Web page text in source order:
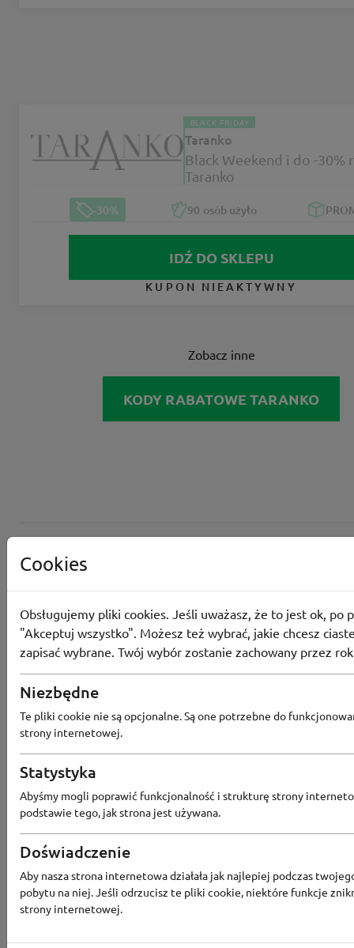
BLACK FRIDAY
Taranko
Black Weekend i do -30%
Taranko
-30% 90 osób użyło
IDŹ DO SKLEPU
KUPON NIEAKTYWNY
Zobacz inne
KODY RABATOWE TARANKO
Converse
Odbierz 200 Converse Coins za
Programu Lojalnościowego
Converse
Cookies
Obsługujemy pliki cookies. Jeśli uważasz, że to jest ok, po
"Akceptuj wszystko". Możesz też wybrać, jakie chcesz
zapisać wybrane. Twój wybór zostanie zachowany przez
Niezbędne
Te pliki cookie nie są opcjonalne. Są one potrzebne do
strony internetowej.
Statystyka
Abyśmy mogli poprawić funkcjonalność i strukturę strony
podstawie tego, jak strona jest używana.
Doświadczenie
Aby nasza strona internetowa działała jak najlepiej podczas
pobytu na niej. Jeśli odrzucisz te pliki cookie, niektóre funkcje
strony internetowej.